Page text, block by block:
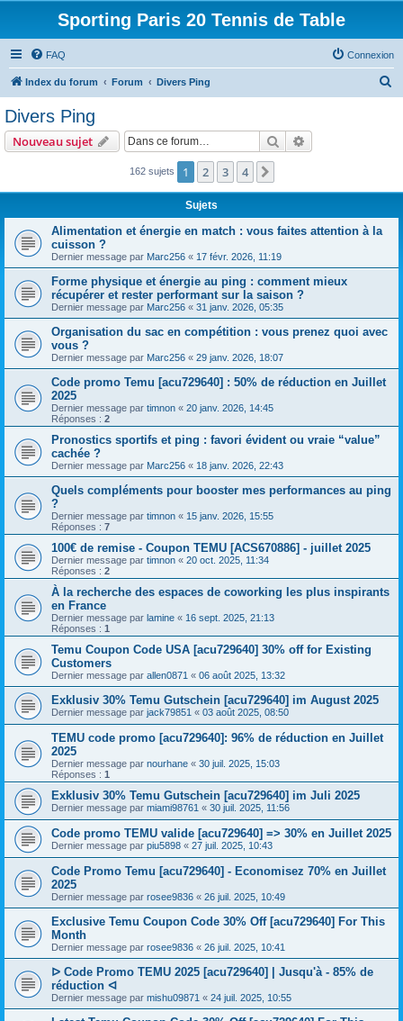
Sporting Paris 20 Tennis de Table
FAQ Connexion
Index du forum Forum Divers Ping
Divers Ping
Nouveau sujet Rechercher
162 sujets 1 2 3 4
Sujets
Alimentation et énergie en match : vous faites attention à la
cuisson ?
Dernier message par Marc256 « 17 févr. 2026, 11:19
Forme physique et énergie au ping : comment mieux
récupérer et rester performant sur la saison ?
Dernier message par Marc256 « 31 janv. 2026, 05:35
Organisation du sac en compétition : vous prenez quoi avec
vous ?
Dernier message par Marc256 « 29 janv. 2026, 18:07
Code promo Temu [acu729640] : 50% de réduction en Juillet
2025
Dernier message par timnon « 20 janv. 2026, 14:45
Réponses : 2
Pronostics sportifs et ping : favori évident ou vraie “value”
cachée ?
Dernier message par Marc256 « 18 janv. 2026, 22:43
Quels compléments pour booster mes performances au ping
?
Dernier message par timnon « 15 janv. 2026, 15:55
Réponses : 7
100€ de remise - Coupon TEMU [ACS670886] - juillet 2025
Dernier message par timnon « 20 oct. 2025, 11:34
Réponses : 2
À la recherche des espaces de coworking les plus inspirants
en France
Dernier message par lamine « 16 sept. 2025, 21:13
Réponses : 1
Temu Coupon Code USA [acu729640] 30% off for Existing
Customers
Dernier message par allen0871 « 06 août 2025, 13:32
Exklusiv 30% Temu Gutschein [acu729640] im August 2025
Dernier message par jack79851 « 03 août 2025, 08:50
TEMU code promo [acu729640]: 96% de réduction en Juillet
2025
Dernier message par nourhane « 30 juil. 2025, 15:03
Réponses : 1
Exklusiv 30% Temu Gutschein [acu729640] im Juli 2025
Dernier message par miami98761 « 30 juil. 2025, 11:56
Code promo TEMU valide [acu729640] => 30% en Juillet 2025
Dernier message par piu5898 « 27 juil. 2025, 10:43
Code Promo Temu [acu729640] - Economisez 70% en Juillet
2025
Dernier message par rosee9836 « 26 juil. 2025, 10:49
Exclusive Temu Coupon Code 30% Off [acu729640] For This
Month
Dernier message par rosee9836 « 26 juil. 2025, 10:41
ᐅ Code Promo TEMU 2025 [acu729640] | Jusqu'à - 85% de
réduction ᐊ
Dernier message par mishu09871 « 24 juil. 2025, 10:55